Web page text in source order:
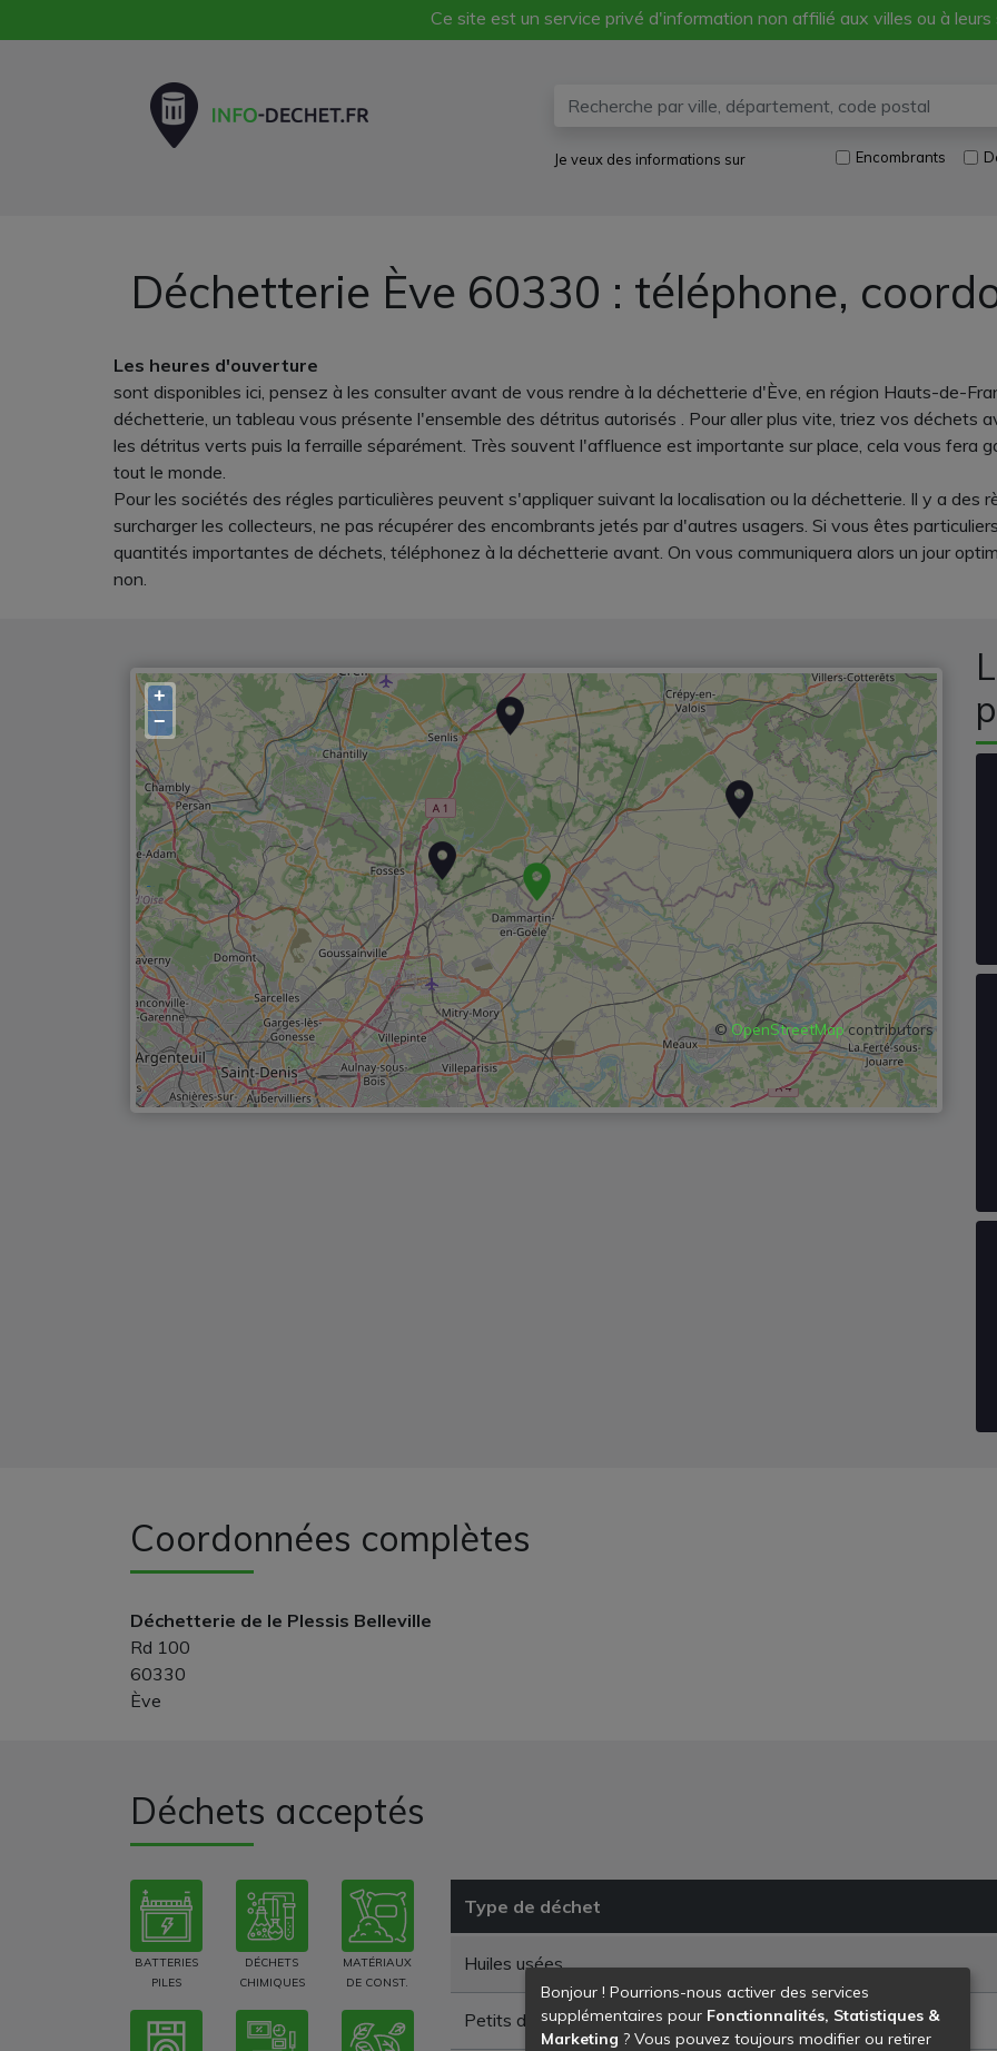
Ce site est un service privé d'information non affilié aux villes ou à leurs
Je veux des informations sur Encombrants
Déchetterie Ève 60330 : téléphone,
Les heures d'ouverture
sont disponibles ici, pensez à les consulter avant de vous rendre à la déchetterie d'Ève, en région Hauts-de-
déchetterie, un tableau vous présente l'ensemble des détritus autorisés . Pour aller plus vite, triez vos déchets
les détritus verts puis la ferraille séparément. Très souvent l'affluence est importante sur place, cela vous fera
tout le monde.
Pour les sociétés des régles particulières peuvent s'appliquer suivant la localisation ou la déchetterie. Il y a des
surcharger les collecteurs, ne pas récupérer des encombrants jetés par d'autres usagers. Si vous êtes
quantités importantes de déchets, téléphonez à la déchetterie avant. On vous communiquera alors un jour
non.
+
−
©OpenStreetMapcontributors
Coordonnées complètes
Déchetterie de le Plessis Belleville
Rd 100
60330
Ève
Déchets acceptés
BATTERIES
PILES
DÉCHETS
CHIMIQUES
MATÉRIAUX
DE CONST.
Type de déchet
Huiles usées
Petits déchets chimiques en mélange
Bonjour ! Pourrions-nous activer des services
supplémentaires pour Fonctionnalités, Statistiques &
Marketing ? Vous pouvez toujours modifier ou retirer